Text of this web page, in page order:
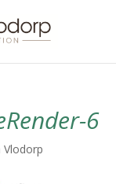
6
Vlodorp